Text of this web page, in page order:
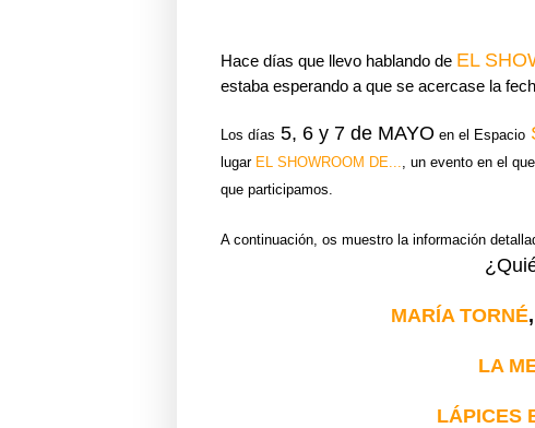
Hace días que llevo hablando de EL
estaba esperando a que se acercase la
Los días 5, 6 y 7 de MAYO en el Espacio
lugar EL SHOWROOM DE...
, un evento en el
que participamos.
A continuación, os muestro la información
MARÍA TORNÉ
LA
LÁPICES